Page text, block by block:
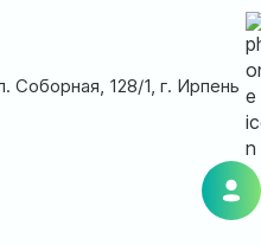
Соборная, 128/1, г. Ирпень